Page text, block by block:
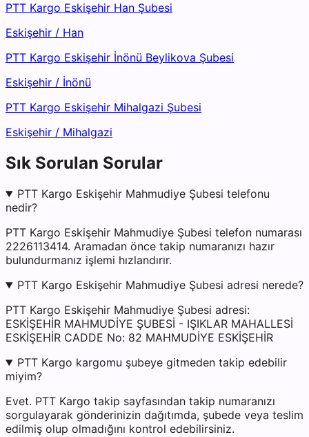
PTT Kargo Eskişehir Han Şubesi
Eskişehir / Han
PTT Kargo Eskişehir İnönü Beylikova Şubesi
Eskişehir / İnönü
PTT Kargo Eskişehir Mihalgazi Şubesi
Eskişehir / Mihalgazi
Sık Sorulan Sorular
PTT Kargo Eskişehir Mahmudiye Şubesi telefonu
nedir?
PTT Kargo Eskişehir Mahmudiye Şubesi telefon numarası
2226113414. Aramadan önce takip numaranızı hazır
bulundurmanız işlemi hızlandırır.
PTT Kargo Eskişehir Mahmudiye Şubesi adresi nerede?
PTT Kargo Eskişehir Mahmudiye Şubesi adresi:
ESKİŞEHİR MAHMUDİYE ŞUBESİ - IŞIKLAR MAHALLESİ
ESKİŞEHİR CADDE No: 82 MAHMUDİYE ESKİŞEHİR
PTT Kargo kargomu şubeye gitmeden takip edebilir
miyim?
Evet. PTT Kargo takip sayfasından takip numaranızı
sorgulayarak gönderinizin dağıtımda, şubede veya teslim
edilmiş olup olmadığını kontrol edebilirsiniz.